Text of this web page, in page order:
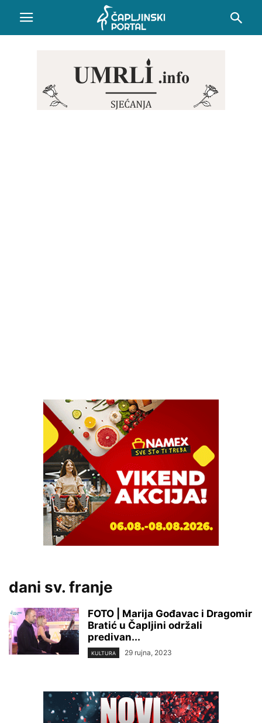
dani sv. franje
FOTO | Marija Gođavac i Dragomir
Bratić u Čapljini održali
predivan...
KULTURA 29 rujna, 2023